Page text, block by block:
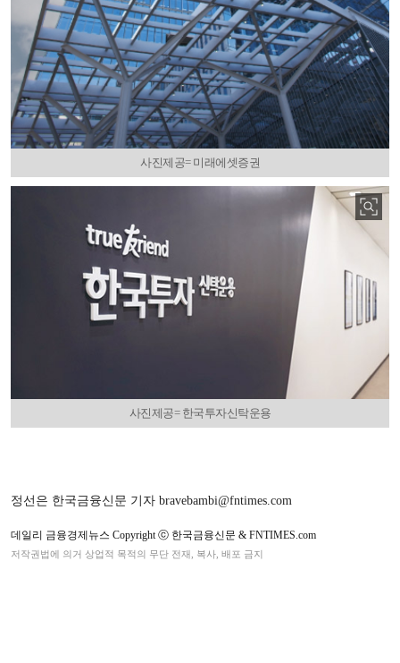
사진제공= 미래에셋증권
사진제공= 한국투자신탁운용
정선은 한국금융신문 기자 bravebambi@fntimes.com
데일리 금융경제뉴스 Copyright ⓒ 한국금융신문 & FNTIMES.com
저작권법에 의거 상업적 목적의 무단 전재, 복사, 배포 금지